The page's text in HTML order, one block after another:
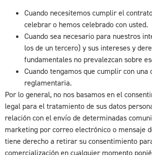
Cuando necesitemos cumplir el
celebrar o hemos celebrado con usted.
Cuando sea necesario para nuestros
los de un tercero) y sus intereses y
fundamentales no prevalezcan sobre
Cuando tengamos que cumplir con una
reglamentaria.
Por lo general, no nos basamos en el
legal para el tratamiento de sus datos
relación con el envío de determinadas
marketing por correo electrónico o mensaje
tiene derecho a retirar su consentimiento
comercialización en cualquier momento